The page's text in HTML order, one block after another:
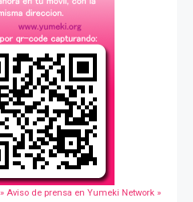
» Aviso de prensa en Yumeki Network »